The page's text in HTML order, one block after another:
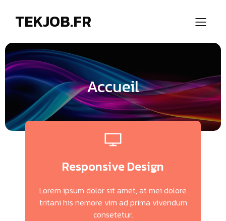
TEKJOB.FR
Accueil
Responsive Design
Lorem ipsum dolor sit amet, at mei dolore
tritani his nemore vim ad prima vivendum
consetetur.